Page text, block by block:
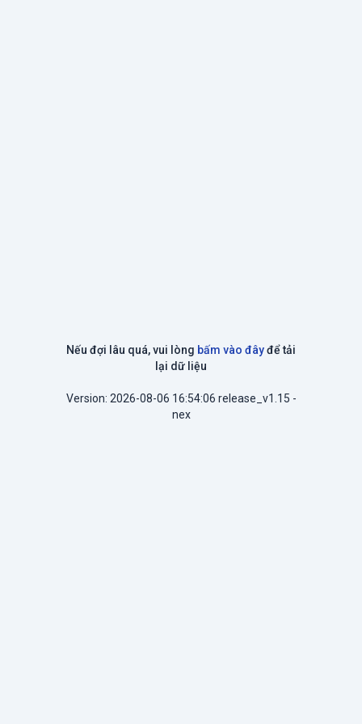
Nếu đợi lâu quá, vui lòng bấm vào đâyđể tải
lại dữ liệu
Version: 2026-08-06 16:54:06 release_v1.15 -
nex